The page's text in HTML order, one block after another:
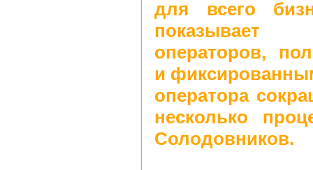
для всего
показывает
операторов,
и
оператора
несколько
Солодовников.